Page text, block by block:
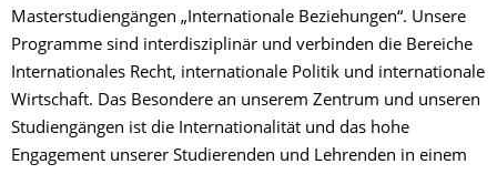
Masterstudiengängen „Internationale Beziehungen“. Unsere
Programme sind interdisziplinär und verbinden die Bereiche
Internationales Recht, internationale Politik und internationale
Wirtschaft. Das Besondere an unserem Zentrum und unseren
Studiengängen ist die Internationalität und das hohe
Engagement unserer Studierenden und Lehrenden in einem